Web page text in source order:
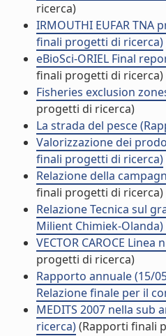
ricerca)
IRMOUTHI EUFAR
finali progetti di ricerca)
eBioSci-ORIEL Final
finali progetti di ricerca)
Fisheries exclusion
progetti di ricerca)
La strada del pesce
Valorizzazione dei
finali progetti di ricerca)
Relazione della
finali progetti di ricerca)
Relazione Tecnica sul
Milient Chimiek-
VECTOR CAROCE
progetti di ricerca)
Rapporto annuale (15/
Relazione finale per il
MEDITS 2007 nella sub
ricerca)(Rapporti finali